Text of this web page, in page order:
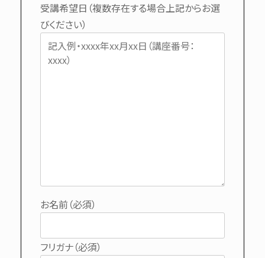
受講希望日（複数存在する場合上記からお選
びください）
お名前（必須）
フリガナ（必須）